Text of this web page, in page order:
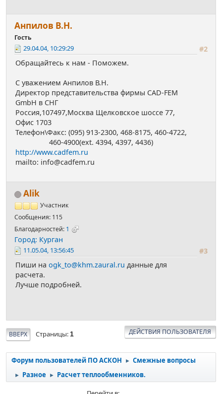
Анпилов В.Н.
Гость
#2
29.04.04, 10:29:29
Обращайтесь к нам - Поможем.
С уважением Анпилов В.Н.
Директор представительства фирмы CAD-FEM
GmbH в СНГ
Россия,107497,Москва Щелковское шоссе 77,
Офис 1703
Телефон\Факс: (095) 913-2300, 468-8175, 460-4722,
460-4900(ext. 4394, 4397, 4436)
http://www.cadfem.ru
mailto: info@cadfem.ru
Alik
Участник
Сообщения: 115
Благодарностей: 1
Город: Курган
#3
11.05.04, 13:56:45
Пиши на ogk_to@khm.zaural.ru данные для
расчета.
Лучше подробней.
ВВЕРХ Страницы 1 ДЕЙСТВИЯ ПОЛЬЗОВАТЕЛЯ
Форум пользователей ПО АСКОН ► Смежные вопросы
► Разное ► Расчет теплообменников.